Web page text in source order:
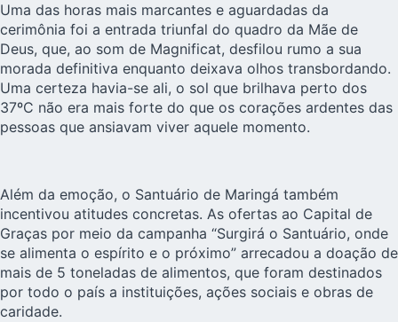
Uma das horas mais marcantes e aguardadas da
cerimônia foi a entrada triunfal do quadro da Mãe de
Deus, que, ao som de Magnificat, desfilou rumo a sua
morada definitiva enquanto deixava olhos transbordando.
Uma certeza havia-se ali, o sol que brilhava perto dos
37ºC não era mais forte do que os corações ardentes das
pessoas que ansiavam viver aquele momento.
Além da emoção, o Santuário de Maringá também
incentivou atitudes concretas. As ofertas ao Capital de
Graças por meio da campanha “Surgirá o Santuário, onde
se alimenta o espírito e o próximo” arrecadou a doação de
mais de 5 toneladas de alimentos, que foram destinados
por todo o país a instituições, ações sociais e obras de
caridade.